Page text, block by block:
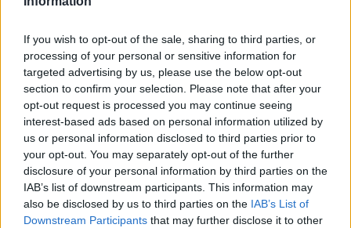
If you wish to opt-out of the sale, sharing to third parties, or
processing of your personal or sensitive information for
targeted advertising by us, please use the below opt-out
section to confirm your selection. Please note that after your
opt-out request is processed you may continue seeing
interest-based ads based on personal information utilized by
us or personal information disclosed to third parties prior to
your opt-out. You may separately opt-out of the further
disclosure of your personal information by third parties on the
IAB’s list of downstream participants. This information may
also be disclosed by us to third parties on the IAB’s List of
Downstream Participants that may further disclose it to other
πιθανότητα τοπικών βροχών.
Ανεμοι: Βόρειοι βορειοδυτικοί 5 με 6 μποφόρ με
σταδιακή εξασθένηση από το μεσημέρι.
Θερμοκρασία: Από 08 έως 13 βαθμούς Κελσίου.